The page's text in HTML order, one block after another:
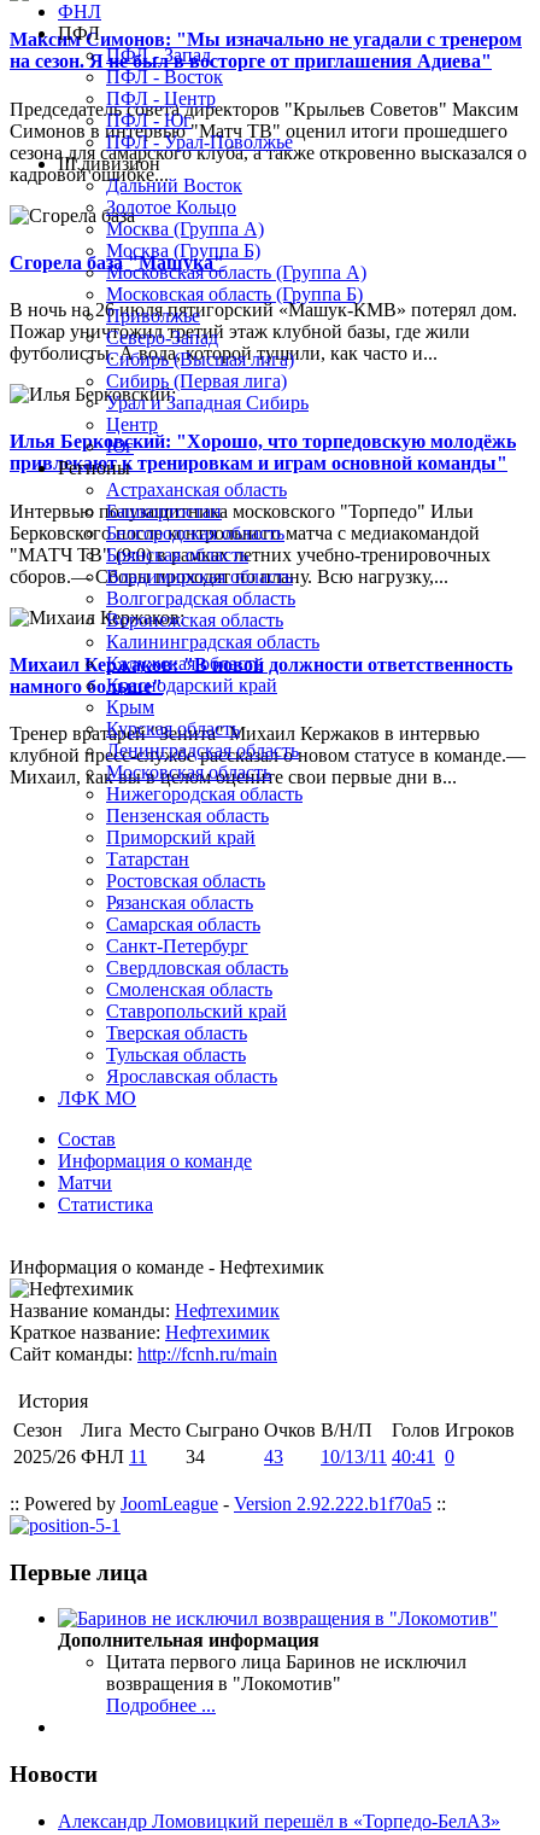
Максим Симонов: "Мы изначально не угадали с тренером
на сезон. Я не был в восторге от приглашения Адиева"
Председатель совета директоров "Крыльев Советов" Максим
Симонов в интервью "Матч ТВ" оценил итоги прошедшего
сезона для самарского клуба, а также откровенно высказался о
кадровой ошибке...
Сгорела база "Машука"
В ночь на 26 июля пятигорский «Машук-КМВ» потерял дом.
Пожар уничтожил третий этаж клубной базы, где жили
футболисты. А вода, которой тушили, как часто и...
Илья Берковский: "Хорошо, что торпедовскую молодёжь
привлекают к тренировкам и играм основной команды"
Интервью полузащитника московского "Торпедо" Ильи
Берковского после контрольного матча с медиакомандой
"МАТЧ ТВ" (9:0) в рамках летних учебно-тренировочных
сборов.— Сборы проходят по плану. Всю нагрузку,...
Михаил Кержаков: "В новой должности ответственность
намного больше"
Тренер вратарей "Зенита" Михаил Кержаков в интервью
клубной пресс-службе рассказал о новом статусе в команде.—
Михаил, как вы в целом оцените свои первые дни в...
ФНЛ
ПФЛ
ПФЛ - Запад
ПФЛ - Восток
ПФЛ - Центр
ПФЛ - Юг
ПФЛ - Урал-Поволжье
III дивизион
Дальний Восток
Золотое Кольцо
Москва (Группа А)
Москва (Группа Б)
Московская область (Группа А)
Московская область (Группа Б)
Приволжье
Северо-Запад
Сибирь (Высшая лига)
Сибирь (Первая лига)
Урал и Западная Сибирь
Центр
Юг
Регионы
Астраханская область
Башкортостан
Белгородская область
Брянская область
Владимирская область
Волгоградская область
Воронежская область
Калининградская область
Калужская область
Краснодарский край
Крым
Курская область
Ленинградская область
Московская область
Нижегородская область
Пензенская область
Приморский край
Татарстан
Ростовская область
Рязанская область
Самарская область
Санкт-Петербург
Свердловская область
Смоленская область
Ставропольский край
Тверская область
Тульская область
Ярославская область
ЛФК МО
Состав
Информация о команде
Матчи
Статистика
Информация о команде - Нефтехимик
Название команды: Нефтехимик
Краткое название: Нефтехимик
Сайт команды: http://fcnh.ru/main
История
Сезон
Лига Место Сыграно Очков В/Н/П Голов Игроков
2025/26 ФНЛ 11 34 43 10/13/11 40:41 0
:: Powered by JoomLeague - Version 2.92.222.b1f70a5 ::
Первые лица
Дополнительная информация
Цитата первого лица Баринов не исключил
возвращения в "Локомотив"
Подробнее ...
Новости
Александр Ломовицкий перешёл в «Торпедо-БелАЗ»